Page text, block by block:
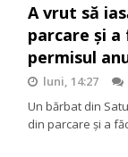
A vrut să
parcare și a
permisul
luni, 14:27
Un bărbat din
din parcare și a